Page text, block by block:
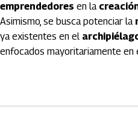
emprendedores en la
Asimismo, se busca potenciar la
ya existentes en el
enfocados mayoritariamente en